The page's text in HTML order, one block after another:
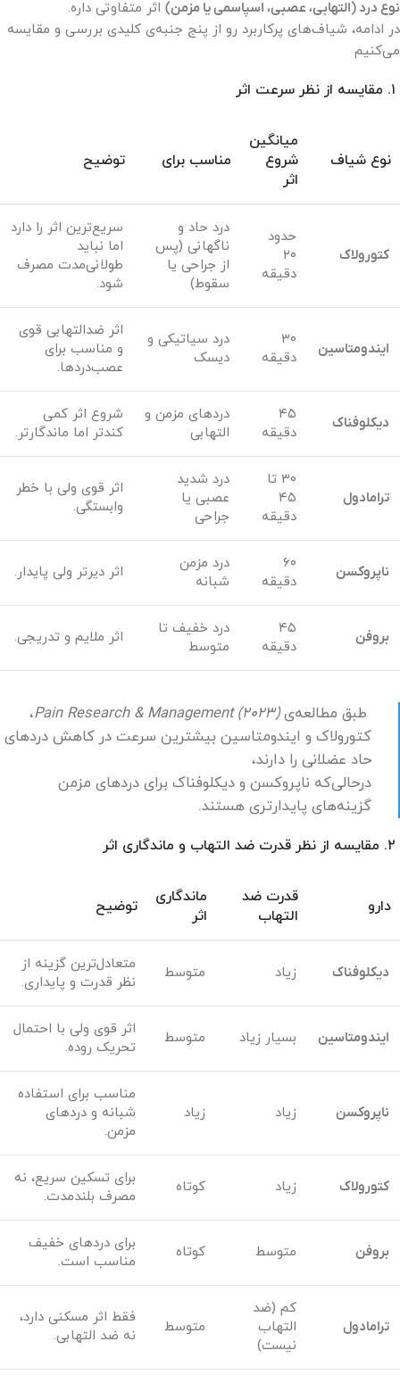
نوع درد (التهابی، عصبی، اسپاسمی یا مزمن) اثر متفاوتی داره.
در ادامه، شیاف‌های پرکاربرد رو از پنج جنبه‌ی کلیدی بررسی و مقایسه
می‌کنیم
نوع شیاف
میانگین
شروع
اثر
مناسب برای توضیح
کتورولاک
حدود
۲۰
دقیقه
درد حاد و
ناگهانی (پس
از جراحی یا
سقوط)
سریع‌ترین اثر را دارد
اما نباید
طولانی‌مدت مصرف
شود.
ایندومتاسین
۳۰
دقیقه
درد سیاتیکی و
دیسک
اثر ضدالتهابی قوی
و مناسب برای
عصب‌دردها.
دیکلوفناک
۴۵
دقیقه
دردهای مزمن و
التهابی
شروع اثر کمی
کندتر اما ماندگارتر.
ترامادول
۳۰ تا
۴۵
دقیقه
درد شدید
عصبی یا
جراحی
اثر قوی ولی با خطر
وابستگی.
ناپروکسن
۶۰
دقیقه
درد مزمن
شبانه
اثر دیرتر ولی پایدار.
بروفن
۴۵
دقیقه
درد خفیف تا
متوسط
اثر ملایم و تدریجی.
طبق مطالعه‌یPain Research & Management (2023)،
کتورولاک و ایندومتاسین بیشترین سرعت در کاهش دردهای
حاد عضلانی را دارند،
درحالی‌که ناپروکسن و دیکلوفناک برای دردهای مزمن
گزینه‌های پایدارتری هستند.
دارو
قدرت ضد
التهاب
ماندگاری
اثر
توضیح
دیکلوفناک زیاد متوسط
متعادل‌ترین گزینه از
نظر قدرت و پایداری.
ایندومتاسین بسیار زیاد متوسط
اثر قوی ولی با احتمال
تحریک روده.
ناپروکسن زیاد زیاد
مناسب برای استفاده
شبانه و دردهای
مزمن.
کتورولاک زیاد کوتاه
برای تسکین سریع، نه
مصرف بلندمدت.
بروفن متوسط کوتاه
برای دردهای خفیف
مناسب است.
ترامادول
کم (ضد
التهاب
نیست)
متوسط
فقط اثر مسکنی دارد،
نه ضد التهابی.